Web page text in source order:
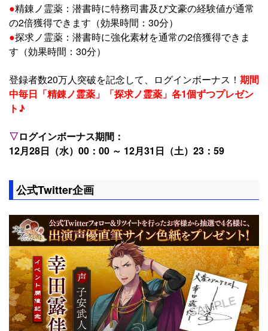
●精錬ノ霊薬：潜書時に特務司書及び文豪の経験値が通常
の2倍獲得できます（効果時間：30分）
●探求ノ霊薬：潜書時に強化素材を通常の2倍獲得できま
す（効果時間：30分）
登録者数20万人突破を記念して、ログインボーナス！ 期間
中毎日「精錬ノ霊薬」「探求ノ霊薬」各1個ずつプレゼン
ト♪
▽ログインボーナス期間：
12月28日（水）00：00 ～ 12月31日（土）23：59
公式Twitter企画